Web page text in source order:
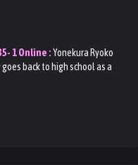
1Online :Yonekura Ryoko
back to high school as a